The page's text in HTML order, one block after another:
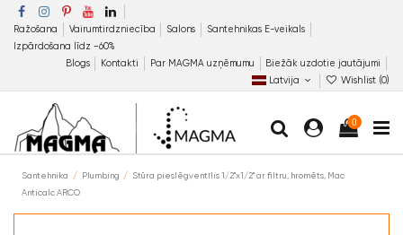
Ražošana Vairumtirdzniecība Salons
Santehnikas E-veikals
Izpārdošana līdz −60%
Blogs
Kontakti Par MAGMA uzņēmumu
Biežāk uzdotie jautājumi
Latvija
Wishlist (0)
0
Santehnika Plumbing
Stūra pieslēgventīlis 1/2"x1/2" ar filtru, hromēts, Mac
Anticalc ARCO